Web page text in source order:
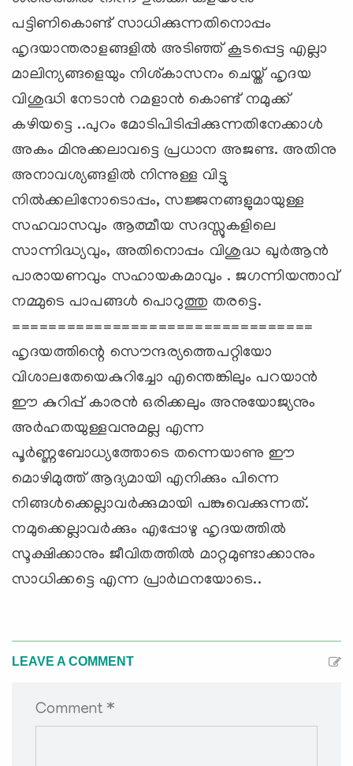
പട്ടിണികൊണ്ട് സാധിക്കുന്നതിനൊപ്പം
ഹൃദയാന്തരാളങ്ങളിൽ അടിഞ്ഞ് കൂടപ്പെട്ട എല്ലാ
മാലിന്യങ്ങളെയും നിശ്കാസനം ചെയ്ത് ഹൃദയ
വിശുദ്ധി നേടാൻ റമളാൻ കൊണ്ട് നമുക്ക്
കഴിയട്ടെ ..പുറം മോടിപിടിപ്പിക്കുന്നതിനേക്കാൾ
അകം മിനുക്കലാവട്ടെ പ്രധാന അജണ്ട. അതിനു
അനാവശ്യങ്ങളിൽ നിന്നുള്ള വിട്ടു
നിൽക്കലിനോടൊപ്പം, സജ്ജനങ്ങളുമായുള്ള
സഹവാസവും ആത്മീയ സദസ്സുകളിലെ
സാന്നിദ്ധ്യവും, അതിനൊപ്പം വിശുദ്ധ ഖുർ‌ആൻ
പാരായണവും സഹായകമാവും . ജഗന്നിയന്താവ്
നമ്മുടെ പാപങ്ങൾ പൊറുത്തു തരട്ടെ.
=================================
ഹൃദയത്തിന്റെ സൌന്ദര്യത്തെപറ്റിയോ
വിശാലതേയെകുറിച്ചോ എന്തെങ്കിലും പറയാൻ
ഈ കുറിപ്പ് കാരൻ ഒരിക്കലും അനുയോജ്യനും
അർഹതയുള്ളവനുമല്ല എന്ന
പൂർണ്ണബോധ്യത്തോടെ തന്നെയാണു ഈ
മൊഴിമുത്ത് ആദ്യമായി എനിക്കും പിന്നെ
നിങ്ങൾക്കെല്ലാവർക്കുമാ‍യി പങ്കുവെക്കുന്നത്.
നമുക്കെല്ലാവർക്കും എപ്പോഴു ഹൃദയത്തിൽ
സൂക്ഷിക്കാനും ജീവിതത്തിൽ മാറ്റമുണ്ടാക്കാനും
സാധിക്കട്ടെ എന്ന പ്രാർഥനയോടെ..
LEAVE A COMMENT
Comment *